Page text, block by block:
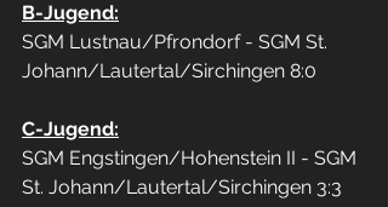
B-Jugend:
SGM Lustnau/Pfrondorf - SGM St.
Johann/Lautertal/Sirchingen 8:0
C-Jugend:
SGM Engstingen/Hohenstein II - SGM
St. Johann/Lautertal/Sirchingen 3:3